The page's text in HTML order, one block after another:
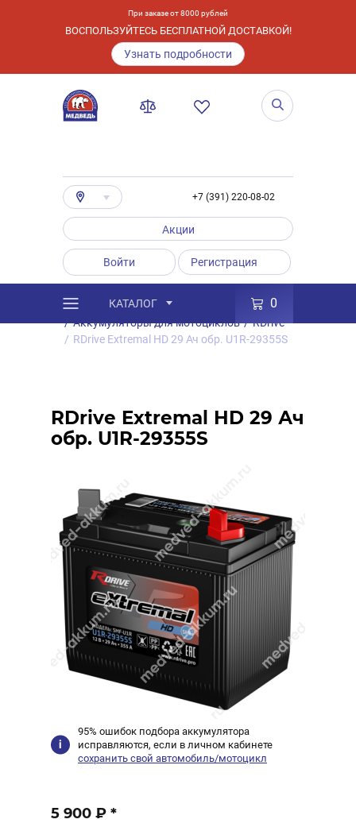
При заказе от 8000 рублей
ВОСПОЛЬЗУЙТЕСЬ БЕСПЛАТНОЙ ДОСТАВКОЙ!
Узнать подробности
+7 (391) 220-08-02
Акции
Войти Регистрация
КАТАЛОГ 0
Каталог / Товары
Аккумуляторы
/ Аккумуляторы для мотоциклов / RDrive
/ RDrive Extremal HD 29 Ач обр. U1R-29355S
RDrive Extremal HD 29 Ач
обр. U1R-29355S
95% ошибок подбора аккумулятора
исправляются, если в личном кабинете
сохранить свой автомобиль/мотоцикл
5 900 ₽ *